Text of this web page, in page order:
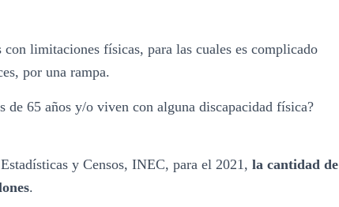
limitaciones físicas, para las cuales es complicado
por una rampa.
de 65 años y/o viven con alguna discapacidad física?
y Censos, INEC, para el 2021, la cantidad de
.